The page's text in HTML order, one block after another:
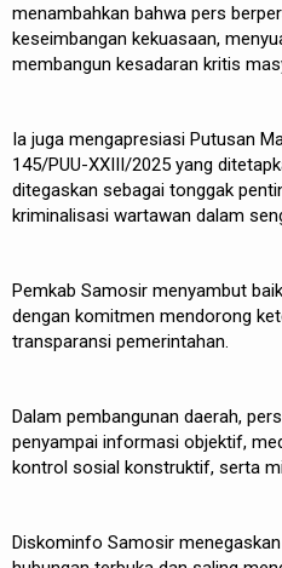
menambahkan bahwa pers
keseimbangan kekuasaan,
membangun kesadaran kritis
Ia juga mengapresiasi Putusan
145/PUU-XXIII/2025 yang
ditegaskan sebagai tonggak
kriminalisasi wartawan dalam
Pemkab Samosir menyambut
dengan komitmen mendorong
transparansi pemerintahan.
Dalam pembangunan daerah,
penyampai informasi objektif,
kontrol sosial konstruktif, serta
Diskominfo Samosir